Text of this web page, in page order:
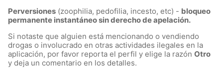
Perversiones (zoophilia, pedofilia, incesto, etc) - bloqueo
permanente instantáneo sin derecho de apelación.
Si notaste que alguien está mencionando o vendiendo
drogas o involucrado en otras actividades ilegales en la
aplicación, por favor reporta el perfil y elige la razón Otro
y deja un comentario en los detalles.